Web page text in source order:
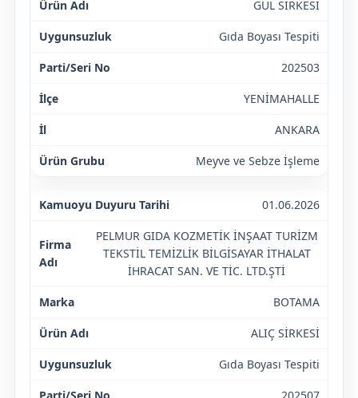
GÜL SİRKESİ
Gıda Boyası Tespiti
202503
YENİMAHALLE
ANKARA
Meyve ve Sebze İşleme
01.06.2026
PELMUR GIDA KOZMETİK İNŞAAT TURİZM
TEKSTİL TEMİZLİK BİLGİSAYAR İTHALAT
İHRACAT SAN. VE TİC. LTD.ŞTİ
BOTAMA
ALIÇ SİRKESİ
Gıda Boyası Tespiti